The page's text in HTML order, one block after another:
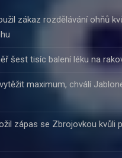
zákaz rozdělávání ohňů
šest tisíc balení léku na
maximum, chválí
zápas se Zbrojovkou kvůli